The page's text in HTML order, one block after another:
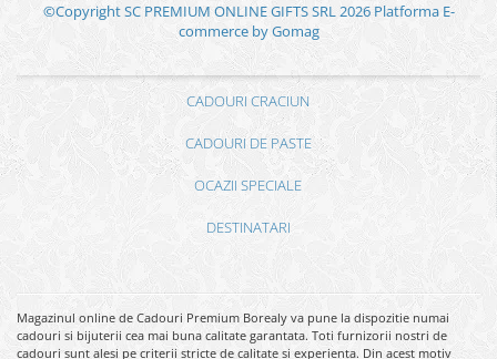
©Copyright SC PREMIUM ONLINE GIFTS SRL 2026 Platforma E-
commerce by Gomag
CADOURI CRACIUN
CADOURI DE PASTE
OCAZII SPECIALE
DESTINATARI
Magazinul online de Cadouri Premium Borealy va pune la dispozitie numai
cadouri si bijuterii cea mai buna calitate garantata. Toti furnizorii nostri de
cadouri sunt alesi pe criterii stricte de calitate si experienta. Din acest motiv